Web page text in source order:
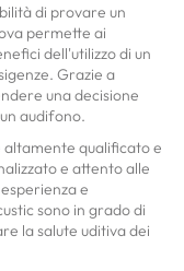
di provare un
permette ai
dell'utilizzo di un
Grazie a
una decisione
audifono.
altamente qualificato e
e attento alle
e
sono in grado di
la salute uditiva dei